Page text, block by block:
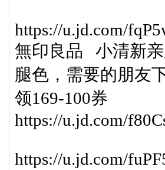
https://u.jd.com/
無印良品 小清新亲
腿色，需要的朋友
领169-100券
https://u.jd.com/
https://u.jd.com/